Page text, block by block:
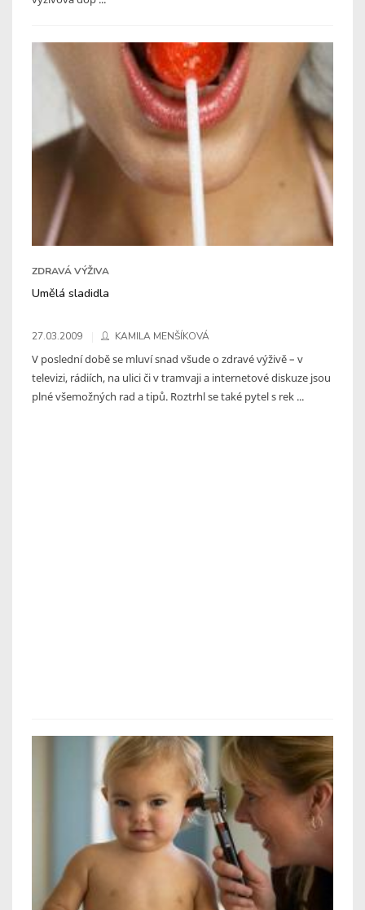
ZDRAVÁ VÝŽIVA
Umělá sladidla
27.03.2009 KAMILA MENŠÍKOVÁ
V poslední době se mluví snad všude o zdravé výživě – v
televizi, rádiích, na ulici či v tramvaji a internetové diskuze jsou
plné všemožných rad a tipů. Roztrhl se také pytel s rek ...